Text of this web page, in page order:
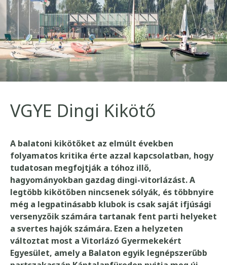
VGYE Dingi Kikötő
A balatoni kikötőket az elmúlt években
folyamatos kritika érte azzal kapcsolatban, hogy
tudatosan megfojtják a tóhoz illő,
hagyományokban gazdag dingi-vitorlázást. A
legtöbb kikötőben nincsenek sólyák, és többnyire
még a legpatinásabb klubok is csak saját ifjúsági
versenyzőik számára tartanak fent parti helyeket
a svertes hajók számára. Ezen a helyzeten
változtat most a Vitorlázó Gyermekekért
Egyesület, amely a Balaton egyik legnépszerűbb